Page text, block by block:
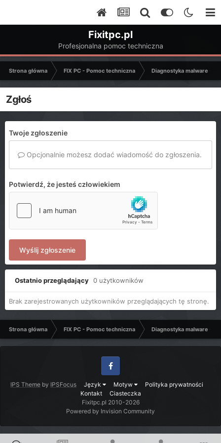
Fixitpc.pl
Profesjonalna pomoc techniczna
Strona główna FIX PC - Pomoc techniczna Diagnostyka malware -
Zgłoś
Twoje zgłoszenie
Opcjonalnie możesz dodać wiadomość do zgłoszenia.
Potwierdź, że jesteś człowiekiem
Wyślij zgłoszenie
Ostatnio przeglądający 0 użytkowników
Brak zarejestrowanych użytkowników przeglądających tę stronę.
Strona główna FIX PC - Pomoc techniczna Diagnostyka malware -
IPS Theme by IPSFocus Język Motyw
Polityka prywatności
Kontakt
Ciasteczka
Facebook
Fixitpc.pl 2010-2026
Powered by Invision Community